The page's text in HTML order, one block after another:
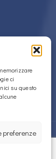
ci
su questo
preferenze